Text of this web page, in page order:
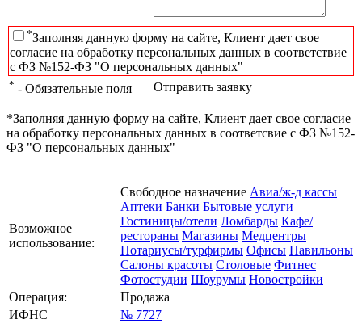
*Заполняя данную форму на сайте, Клиент дает свое
согласие на обработку персональных данных в соответствие
с ФЗ №152-ФЗ "О персональных данных"
* - Обязательные поля Отправить заявку
*Заполняя данную форму на сайте, Клиент дает свое согласие
на обработку персональных данных в соответсвие с ФЗ №152-
ФЗ "О персональных данных"
Возможное
использование:
Свободное назначение Авиа/ж-д кассы
Аптеки Банки Бытовые услуги
Гостиницы/отели Ломбарды Кафе/
рестораны Магазины Медцентры
Нотариусы/турфирмы Офисы Павильоны
Салоны красоты Столовые Фитнес
Фотостудии Шоурумы Новостройки
Операция:
Продажа
ИФНС
№ 7727